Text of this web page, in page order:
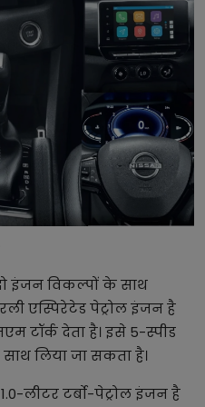
इंजन विकल्पों के साथ
एस्पिरेटेड पेट्रोल इंजन है
टॉर्क देता है। इसे 5-स्पीड
लिया जा सकता है।
लीटर टर्बो-पेट्रोल इंजन है